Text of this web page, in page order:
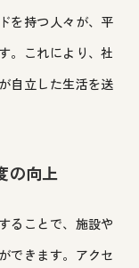
を持つ人々が、平
。これにより、社
自立した生活を送
の向上
ることで、施設や
できます。アクセ